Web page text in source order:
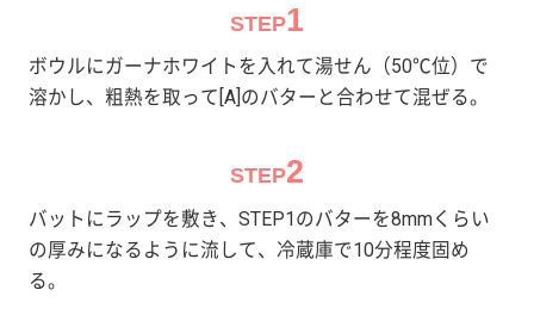
STEP1
ボウルにガーナホワイトを入れて湯せん（50℃位）で
溶かし、粗熱を取って[A]のバターと合わせて混ぜる。
STEP2
バットにラップを敷き、STEP1のバターを8mmくらい
の厚みになるように流して、冷蔵庫で10分程度固め
る。